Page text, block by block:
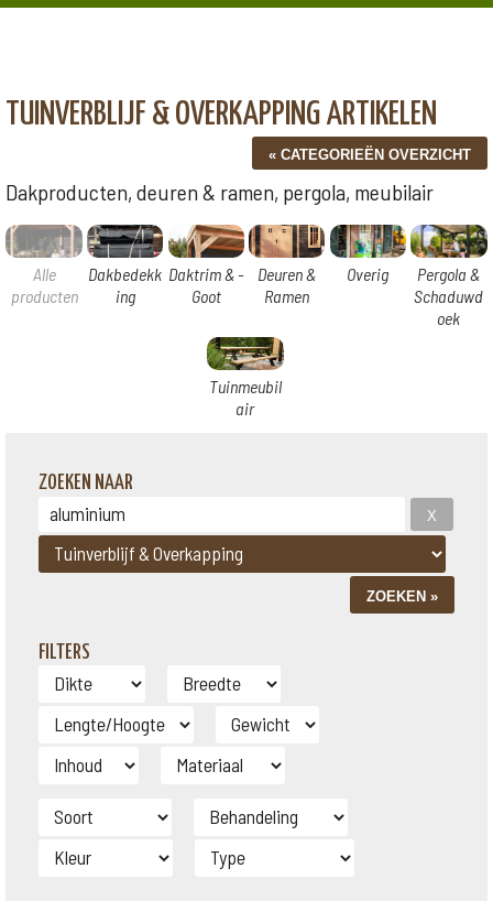
TUINVERBLIJF & OVERKAPPING ARTIKELEN
Dakproducten, deuren & ramen, pergola, meubilair
Alle
producten
Dakbedekk
ing
Daktrim & -
Goot
Deuren &
Ramen
Overig
Pergola &
Schaduwd
oek
Tuinmeubil
air
ZOEKEN NAAR
FILTERS